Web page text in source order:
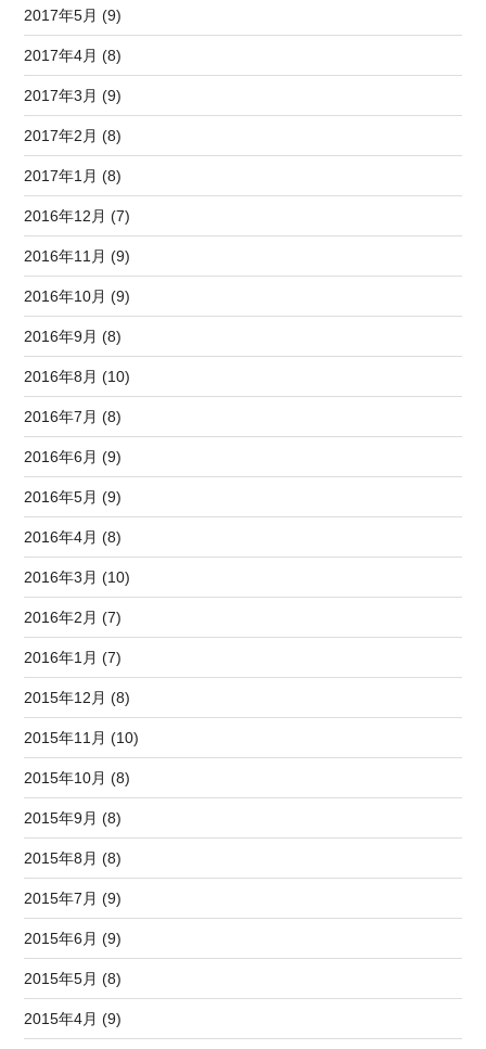
2017年5月 (9)
2017年4月 (8)
2017年3月 (9)
2017年2月 (8)
2017年1月 (8)
2016年12月 (7)
2016年11月 (9)
2016年10月 (9)
2016年9月 (8)
2016年8月 (10)
2016年7月 (8)
2016年6月 (9)
2016年5月 (9)
2016年4月 (8)
2016年3月 (10)
2016年2月 (7)
2016年1月 (7)
2015年12月 (8)
2015年11月 (10)
2015年10月 (8)
2015年9月 (8)
2015年8月 (8)
2015年7月 (9)
2015年6月 (9)
2015年5月 (8)
2015年4月 (9)